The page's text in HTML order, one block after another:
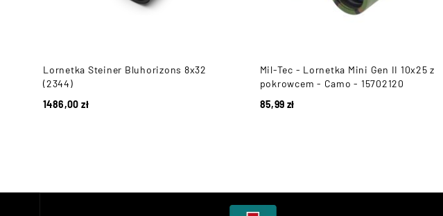
Lornetka Steiner Bluhorizons 8x32
(2344)
1486,00zł
Mil-Tec - Lornetka Mini Gen II 10x25 z
pokrowcem - Camo - 15702120
85,99 zł